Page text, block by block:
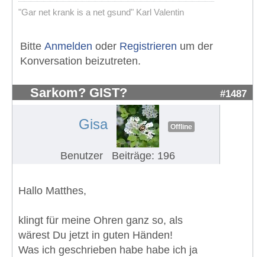
"Gar net krank is a net gsund" Karl Valentin
Bitte Anmelden oder Registrieren um der
Konversation beizutreten.
Sarkom? GIST? #1487
Gisa Offline
Benutzer Beiträge: 196
Hallo Matthes,
klingt für meine Ohren ganz so, als
wärest Du jetzt in guten Händen!
Was ich geschrieben habe habe ich ja